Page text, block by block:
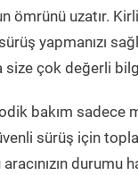
ömrünü uzatır.
yapmanızı
size çok değerli
bakım sadece
sürüş için
durumu